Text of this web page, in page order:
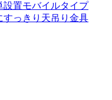
設置モバイルタイプ
っきり 天吊り金具